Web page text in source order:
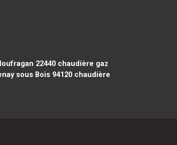
22440chaudière gaz
sous Bois 94120chaudière